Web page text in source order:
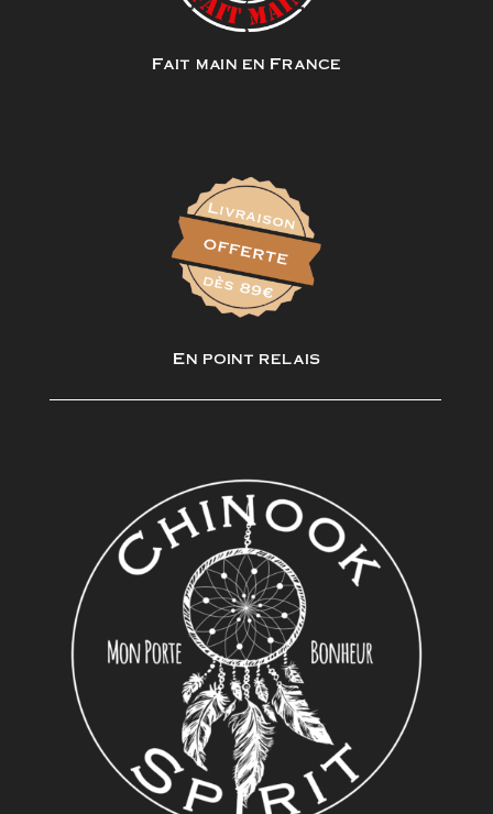
Fait main en France
En point relais